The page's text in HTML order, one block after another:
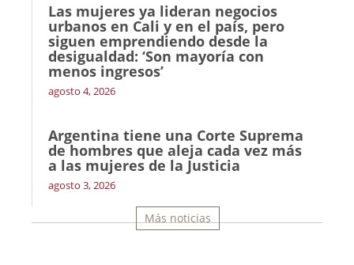
Las mujeres ya lideran negocios
urbanos en Cali y en el país, pero
siguen emprendiendo desde la
desigualdad: ‘Son mayoría con
menos ingresos’
agosto 4, 2026
Argentina tiene una Corte Suprema
de hombres que aleja cada vez más
a las mujeres de la Justicia
agosto 3, 2026
Más noticias